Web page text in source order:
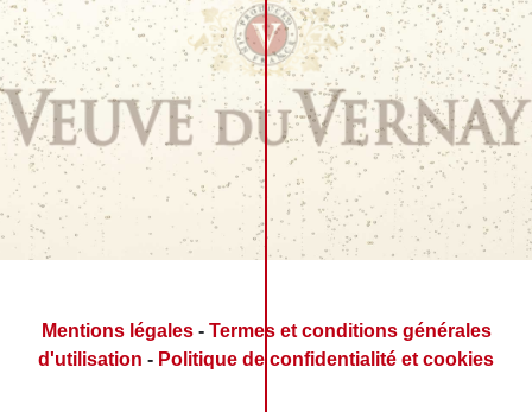
Mentions légales- Termes et conditions générales
d'utilisation - Politique de confidentialité et cookies